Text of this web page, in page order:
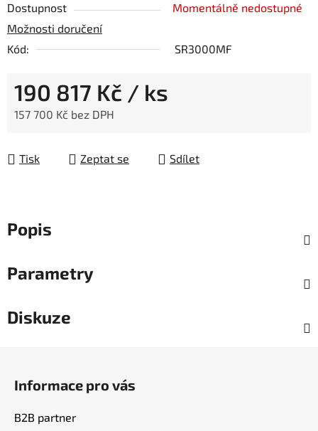
Dostupnost
Momentálně nedostupné
Možnosti doručení
Kód:
SR3000MF
190 817 Kč / ks
157 700 Kč bez DPH
Tisk
Zeptat se Sdílet
Popis
Parametry
Diskuze
Informace pro vás
B2B partner